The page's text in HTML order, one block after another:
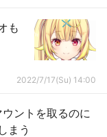
も
2022/7/17(Su) 14:00
ウントを取るのに
まう